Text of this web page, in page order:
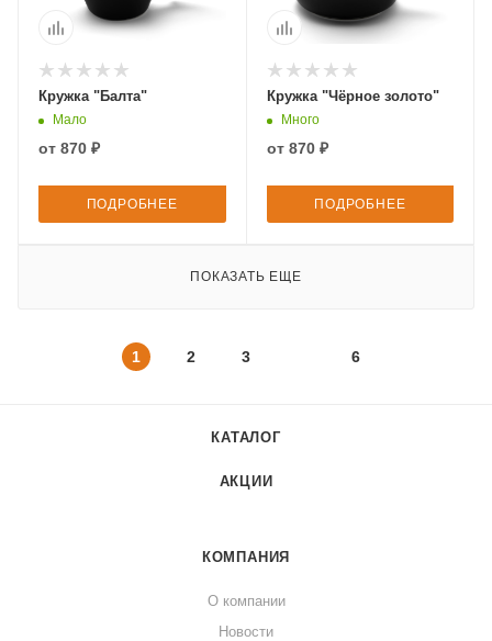
Кружка "Балта"
Мало
от 870 ₽
ПОДРОБНЕЕ
Кружка "Чёрное золото"
Много
от 870 ₽
ПОДРОБНЕЕ
ПОКАЗАТЬ ЕЩЕ
1 2 3 6
КАТАЛОГ
АКЦИИ
КОМПАНИЯ
О компании
Новости